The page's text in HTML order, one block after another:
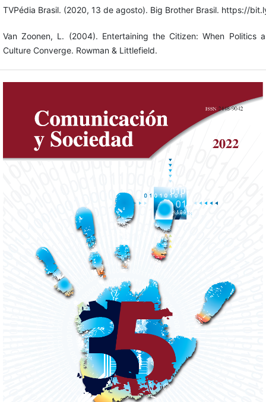
TVPédia Brasil. (2020, 13 de agosto). Big Brother Brasil. https://
Van Zoonen, L. (2004). Entertaining the Citizen: When Politics
Culture Converge. Rowman & Littlefield.